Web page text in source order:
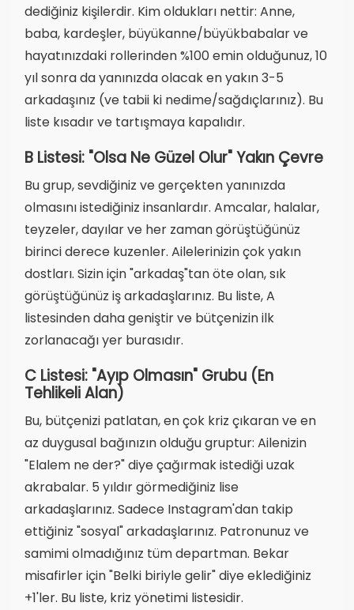
dediğiniz kişilerdir. Kim oldukları nettir: Anne,
baba, kardeşler, büyükanne/büyükbabalar ve
hayatınızdaki rollerinden %100 emin olduğunuz, 10
yıl sonra da yanınızda olacak en yakın 3-5
arkadaşınız (ve tabii ki nedime/sağdıçlarınız). Bu
liste kısadır ve tartışmaya kapalıdır.
B Listesi: "Olsa Ne Güzel Olur" Yakın Çevre
Bu grup, sevdiğiniz ve gerçekten yanınızda
olmasını istediğiniz insanlardır. Amcalar, halalar,
teyzeler, dayılar ve her zaman görüştüğünüz
birinci derece kuzenler. Ailelerinizin çok yakın
dostları. Sizin için "arkadaş"tan öte olan, sık
görüştüğünüz iş arkadaşlarınız. Bu liste, A
listesinden daha geniştir ve bütçenizin ilk
zorlanacağı yer burasıdır.
C Listesi: "Ayıp Olmasın" Grubu (En
Tehlikeli Alan)
Bu, bütçenizi patlatan, en çok kriz çıkaran ve en
az duygusal bağınızın olduğu gruptur: Ailenizin
"Elalem ne der?" diye çağırmak istediği uzak
akrabalar. 5 yıldır görmediğiniz lise
arkadaşlarınız. Sadece Instagram'dan takip
ettiğiniz "sosyal" arkadaşlarınız. Patronunuz ve
samimi olmadığınız tüm departman. Bekar
misafirler için "Belki biriyle gelir" diye eklediğiniz
+1'ler. Bu liste, kriz yönetimi listesidir.